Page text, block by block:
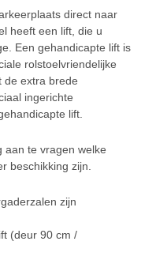
direct naar
heeft een lift, die u
Een gehandicapte lift is
rolstoelvriendelijke
de extra brede
ingerichte
lift.
aan te vragen welke
beschikking zijn.
zijn
(deur 90 cm /